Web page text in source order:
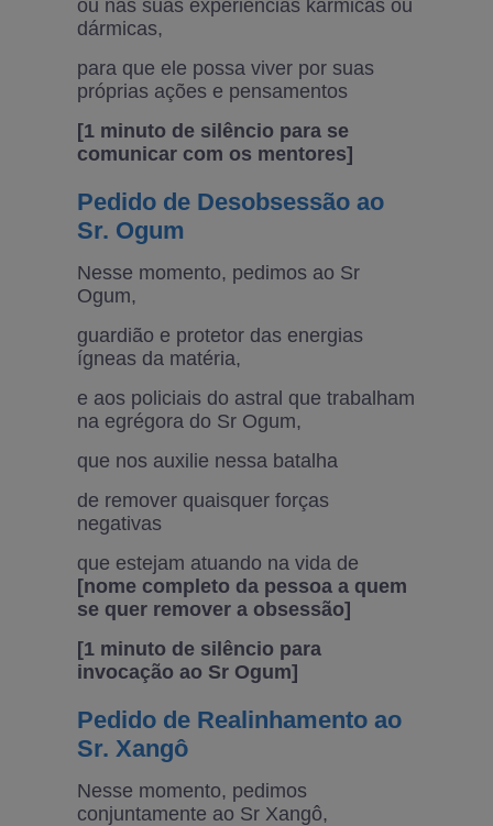
ou nas suas experiências kármicas ou
dármicas,
para que ele possa viver por suas
próprias ações e pensamentos
[1 minuto de silêncio para se
comunicar com os mentores]
Pedido de Desobsessão ao
Sr. Ogum
Nesse momento, pedimos ao Sr
Ogum,
guardião e protetor das energias
ígneas da matéria,
e aos policiais do astral que trabalham
na egrégora do Sr Ogum,
que nos auxilie nessa batalha
de remover quaisquer forças
negativas
que estejam atuando na vida de
[nome completo da pessoa a quem
se quer remover a obsessão]
[1 minuto de silêncio para
invocação ao Sr Ogum]
Pedido de Realinhamento ao
Sr. Xangô
Nesse momento, pedimos
conjuntamente ao Sr Xangô,